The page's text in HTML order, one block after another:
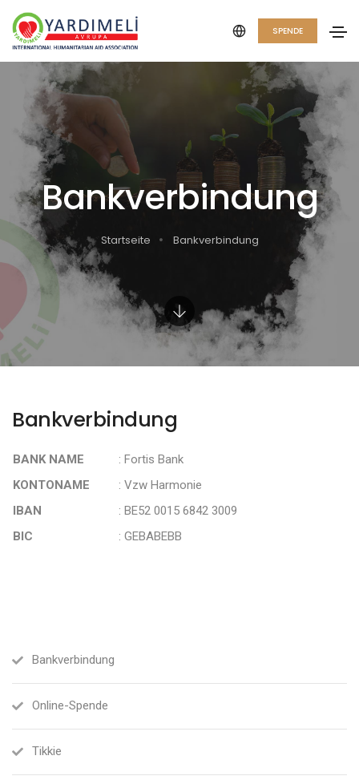
SPENDE
Bankverbindung
Startseite Bankverbindung
Bankverbindung
BANK NAME
: Fortis Bank
KONTONAME
: Vzw Harmonie
IBAN
: BE52 0015 6842 3009
BIC
: GEBABEBB
Bankverbindung
Online-Spende
Tikkie